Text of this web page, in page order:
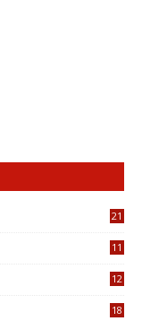
21
11
12
18